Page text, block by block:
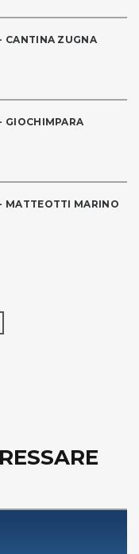
CANTINA ZUGNA
GIOCHIMPARA
MATTEOTTI MARINO